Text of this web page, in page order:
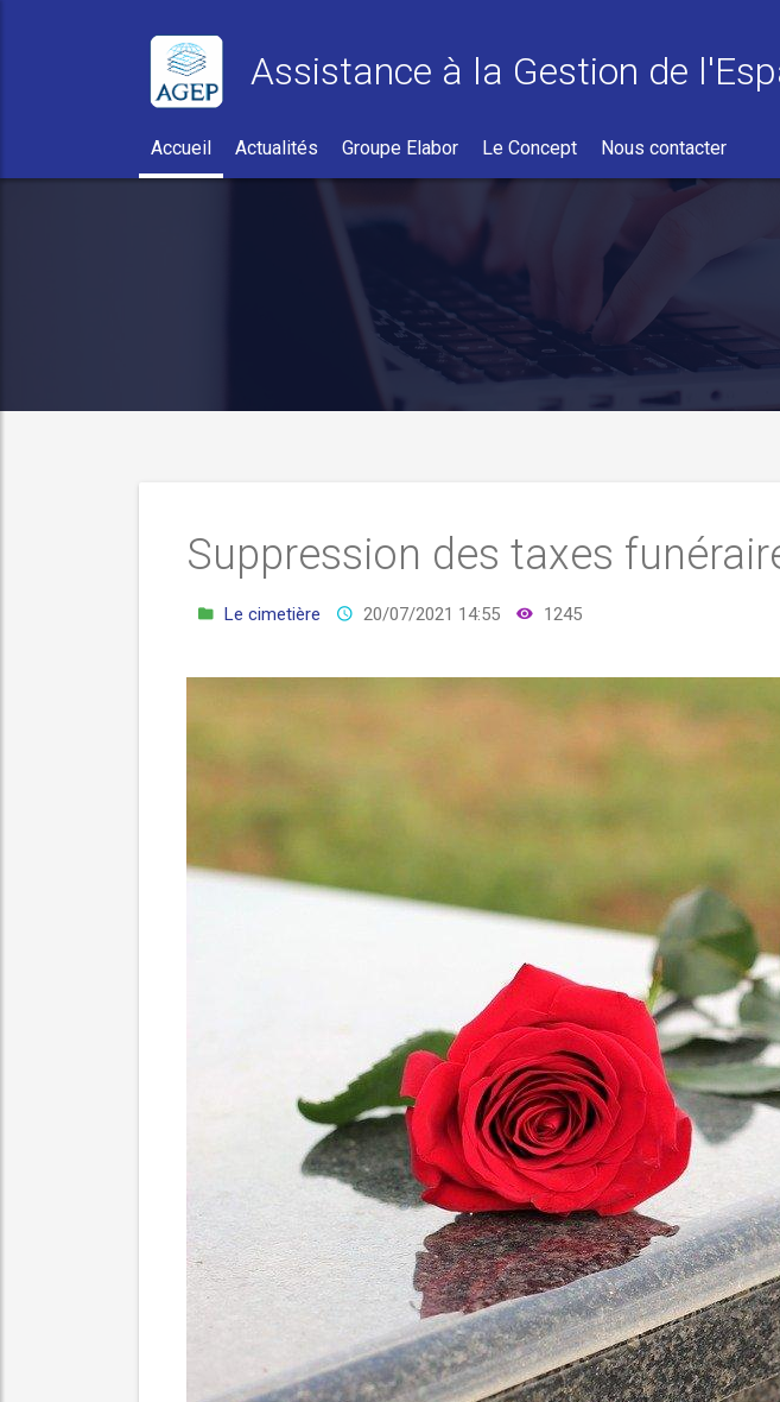
Assistance à la Gestion de
Accueil Actualités Groupe Elabor Le Concept Nous contacter
Suppression des taxes
Le cimetière 20/07/2021 14:55 1245